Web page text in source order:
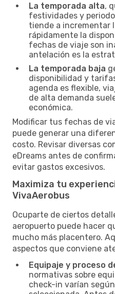
La temporada alta,
festividades y
tiende a incrementar
rápidamente la
fechas de viaje son
antelación es la
La temporada baja
disponibilidad y
agenda es flexible,
de alta demanda
económica.
Modificar tus fechas de
puede generar una
costo. Revisar diversas
eDreams antes de
evitar gastos excesivos.
Maximiza tu
VivaAerobus
Ocuparte de ciertos
aeropuerto puede hacer
mucho más placentero.
aspectos que conviene
Equipaje y proceso
normativas sobre
check-in varían